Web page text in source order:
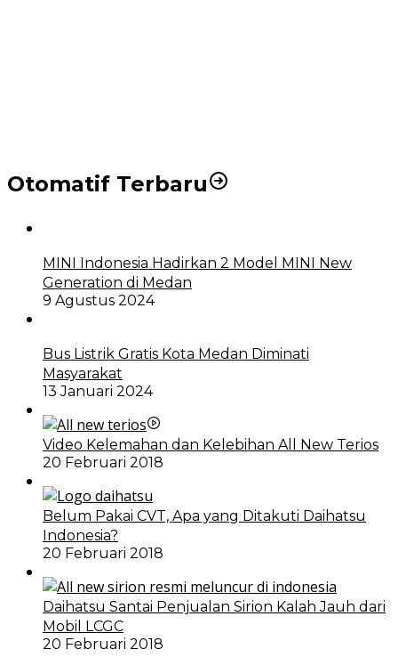
Otomatif Terbaru
MINI Indonesia Hadirkan 2 Model MINI New
Generation di Medan
9 Agustus 2024
Bus Listrik Gratis Kota Medan Diminati
Masyarakat
13 Januari 2024
Video Kelemahan dan Kelebihan All New Terios
20 Februari 2018
Belum Pakai CVT, Apa yang Ditakuti Daihatsu
Indonesia?
20 Februari 2018
Daihatsu Santai Penjualan Sirion Kalah Jauh dari
Mobil LCGC
20 Februari 2018